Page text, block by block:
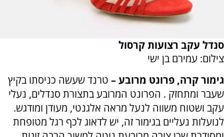
סנדל עקב רצועות קרסול
צילום: עמירם בן ישי
גימור קרה, פרונט מרובע – טרנד שעשה כניסתו בקיץ
שעבר ומתחזק . הפרונט המרובע בתצורת סנדלים, נעלי
עקב ושטוח משווה לנעל מראה אלגנטי, מעודן ומודגש.
לנועלות נעליים בגימור זה, יש לדאוג לכף רגל מטופחת